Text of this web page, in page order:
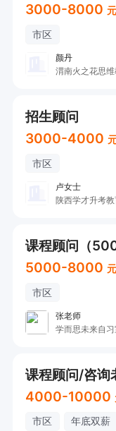
3000-8000
市区
颜丹
渭南火之花思
招生顾问
3000-4000
市区
卢女士
陕西学才升考
课程顾问（
5000-8000
市区
张老师
学而思未来自
课程顾问/咨询
4000-10000
市区 年底双薪